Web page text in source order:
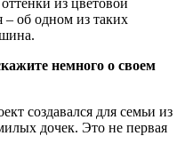
об одном из таких
немного о своем
создавался для семьи из
дочек. Это не первая